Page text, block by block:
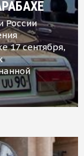
России
17 сентября,